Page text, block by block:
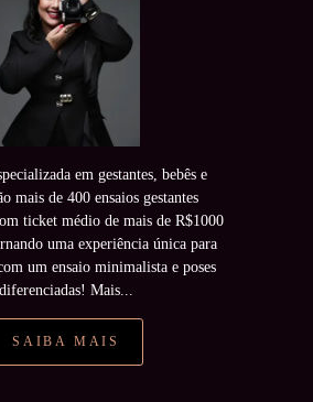
em gestantes, bebês e
mais de 400 ensaios gestantes
ticket médio de mais de R$1000
uma experiência única para
um ensaio minimalista e poses
diferenciadas! Mais...
SAIBA MAIS